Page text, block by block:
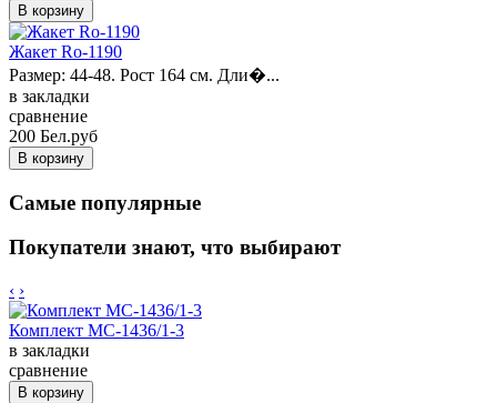
Жакет Ro-1190
Размер: 44-48. Рост 164 см. Дли�...
в закладки
сравнение
200 Бел.руб
Самые популярные
Покупатели знают, что выбирают
‹ ›
Комплект MC-1436/1-3
в закладки
сравнение